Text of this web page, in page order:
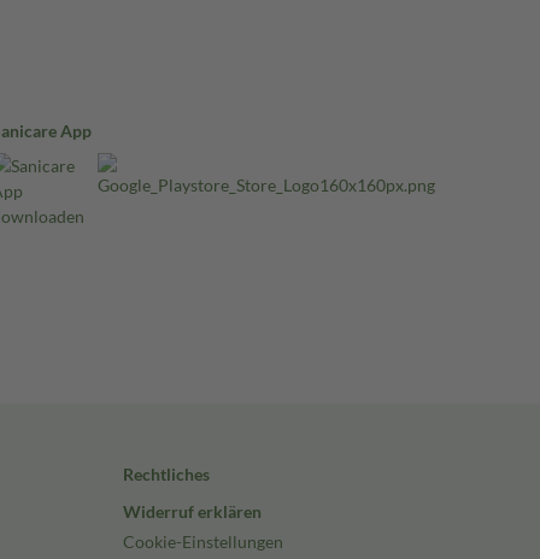
App
Rechtliches
Widerruf erklären
Cookie-Einstellungen